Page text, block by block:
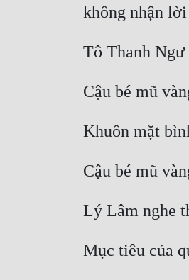
không nhận
Tô Thanh
Cậu bé mũ
Khuôn mặt
Cậu bé mũ
Lý Lâm nghe
Mục tiêu của